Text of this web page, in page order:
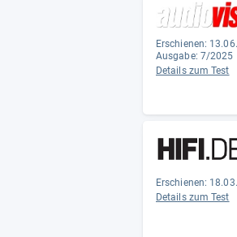
Erschienen:
Ausgabe: 7/2025
Details zum Test
Erschienen:
Details zum Test